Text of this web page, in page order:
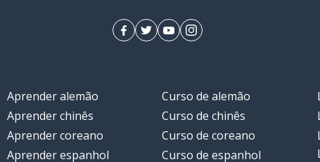
Aprender alemão
Aprender chinês
Aprender coreano
Aprender espanhol
Curso de alemão
Curso de chinês
Curso de coreano
Curso de espanhol